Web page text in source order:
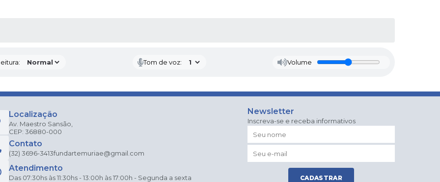
Tom de voz: Volume
Localização
Av. Maestro Sansão,
CEP: 36880-000
Contato
(32) 3696-3413fundartemuriae@gmail.com
Atendimento
Das 07:30hs às 11:30hs - 13:00h às 17:00h - Segunda a sexta
Newsletter
Inscreva-se e receba informativos
CADASTRAR